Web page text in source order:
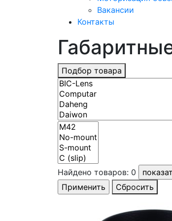
Вакансии
Контакты
Подбор товара
Найдено товаров: 0
Сбросить